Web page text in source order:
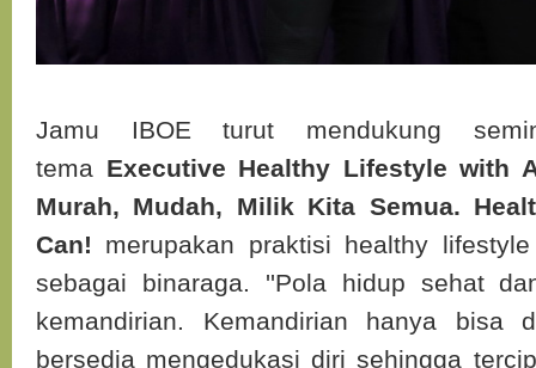
Jamu IBOE turut mendukung
tema Executive Healthy Lifestyle with
Murah, Mudah, Milik Kita Semua.
Can! merupakan praktisi healthy
sebagai binaraga. ''Pola hidup sehat
kemandirian. Kemandirian hanya bisa
bersedia mengedukasi diri sehingga